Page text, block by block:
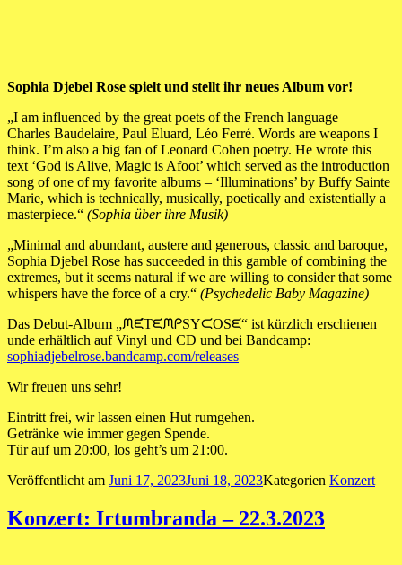
Sophia Djebel Rose spielt und stellt ihr neues Album vor!
„I am influenced by the great poets of the French language –
Charles Baudelaire, Paul Eluard, Léo Ferré. Words are weapons I
think. I’m also a big fan of Leonard Cohen poetry. He wrote this
text ‘God is Alive, Magic is Afoot’ which served as the introduction
song of one of my favorite albums – ‘Illuminations’ by Buffy Sainte
Marie, which is technically, musically, poetically and existentially a
masterpiece.“ (Sophia über ihre Musik)
„Minimal and abundant, austere and generous, classic and baroque,
Sophia Djebel Rose has succeeded in this gamble of combining the
extremes, but it seems natural if we are willing to consider that some
whispers have the force of a cry.“ (Psychedelic Baby Magazine)
Das Debut-Album „ᙏᙓ́TᙓᙏᑭSYᙅOSᙓ“ ist kürzlich erschienen
unde erhältlich auf Vinyl und CD und bei Bandcamp:
sophiadjebelrose.bandcamp.com/releases
Wir freuen uns sehr!
Eintritt frei, wir lassen einen Hut rumgehen.
Getränke wie immer gegen Spende.
Tür auf um 20:00, los geht’s um 21:00.
Veröffentlicht am Juni 17, 2023Juni 18, 2023Kategorien Konzert
Konzert: Irtumbranda – 22.3.2023